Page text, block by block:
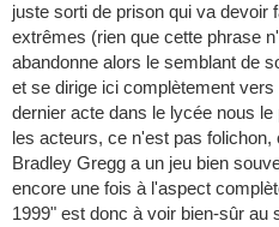
juste sorti de prison qui va devoir
extrêmes (rien que cette phrase
abandonne alors le semblant de
et se dirige ici complètement
dernier acte dans le lycée nous
les acteurs, ce n'est pas folichon,
Bradley Gregg a un jeu bien
encore une fois à l'aspect
1999" est donc à voir bien-sûr au